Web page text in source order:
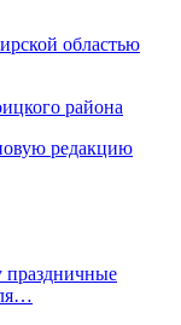
областью
района
редакцию
праздничные